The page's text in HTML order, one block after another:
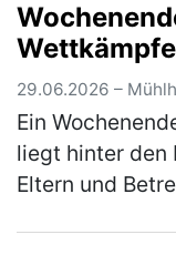
Wettkämpfe
29.06.2026 –
Ein
liegt hinter den
Eltern und